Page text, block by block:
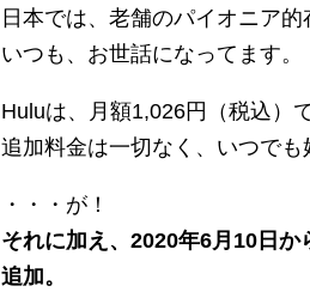
日本では、老舗のパイオニア
いつも、お世話になってます。
Huluは、月額1,026円（税込）
追加料金は一切なく、いつでも
・・・が！
それに加え、2020年6月10日
追加。